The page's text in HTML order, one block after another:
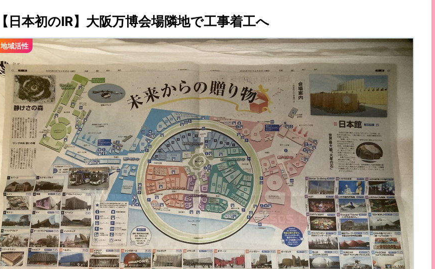
【日本初のIR】大阪万博会場隣地で工事着工へ
地域活性